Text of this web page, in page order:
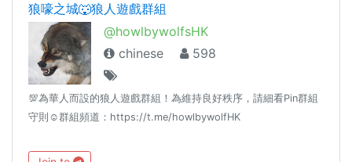
狼嚎之城🐺狼人遊戲群組
@howlbywolfsHK
chinese
598
💯為華人而設的狼人遊戲群組！為維持良好秩序，請細看Pin群組
守則☺️群組頻道：https://t.me/howlbywolfHK